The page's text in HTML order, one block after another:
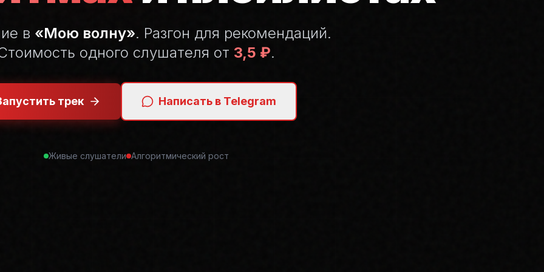
в «Мою волну». Разгон для рекомендаций.
одного слушателя от 3,5 ₽.
трек Написать в Telegram
Живые слушатели Алгоритмический рост